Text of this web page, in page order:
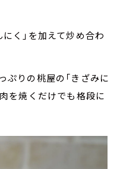
く」を加えて炒め合わ
りの桃屋の「きざみに
を焼くだけでも格段に